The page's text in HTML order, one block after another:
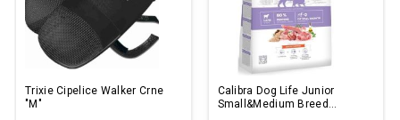
Trixie Cipelice Walker Crne
"M"
Calibra Dog Life Junior
Small&Medium Breed